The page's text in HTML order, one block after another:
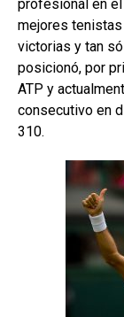
profesional en
mejores
victorias y tan
posicionó, por
ATP y
consecutivo en
310.